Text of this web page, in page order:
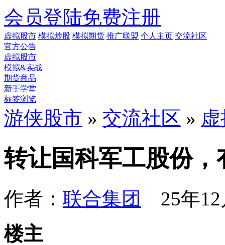
会员登陆免费注册
虚拟股市 模拟炒股 模拟期货 推广联盟 个人主页 交流社区
官方公告
虚拟股市
模拟&实战
期货商品
新手学堂
标签浏览
游侠股市 » 交流社区 »
转让国科军工股份，
作者： 联合集团
25年12
楼主